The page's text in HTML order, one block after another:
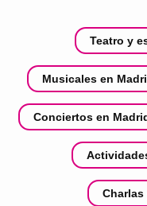
Teatro y
Musicales en
Conciertos en
Charlas